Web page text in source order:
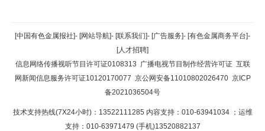
返回顶部
返回首页
[中国有色金属报社]- [网站导航]- [联系我们]- [广告服务]- [有色金属商务平台]-
[人才招聘]
信息网络传播视听节目许可证0108313 广播电视节目制作经营许可证 互联
网新闻信息服务许可证10120170077 京公网安备11010802026470 京ICP
备2021036504号
技术支持热线(7X24小时)：13522111285 内容支持：010-63941034 ；运维
支持：010-63971479 (手机)13520882137